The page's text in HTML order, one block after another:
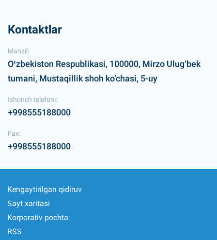
Kontaktlar
Manzil:
Oʻzbekiston Respublikasi, 100000, Mirzo Ulug‘bek
tumani, Mustaqillik shoh ko‘chasi, 5-uy
Ishonch telefoni:
+998555188000
Fax:
+998555188000
Kengaytirilgan qidiruv
Sayt xaritasi
Korporativ pochta
RSS